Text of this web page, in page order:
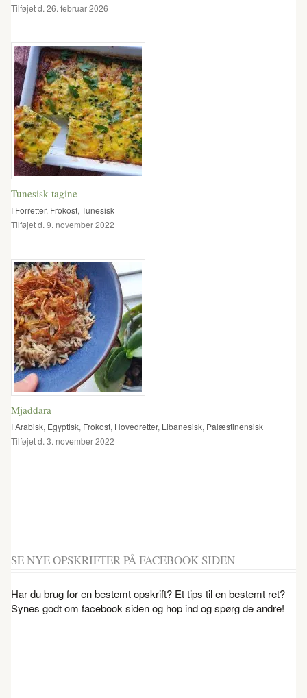
Tilføjet d. 26. februar 2026
Tunesisk tagine
I Forretter, Frokost, Tunesisk
Tilføjet d. 9. november 2022
Mjaddara
IArabisk, Egyptisk, Frokost, Hovedretter, Libanesisk, Palæstinensisk
Tilføjet d. 3. november 2022
SE NYE OPSKRIFTER PÅ FACEBOOK SIDEN
Har du brug for en bestemt opskrift? Et tips til en bestemt ret?
Synes godt om facebook siden og hop ind og spørg de andre!